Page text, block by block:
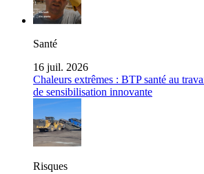
Santé
16 juil. 2026
Chaleurs extrêmes : BTP santé au
de sensibilisation innovante
Risques